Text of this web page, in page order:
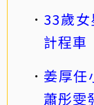
33歲
計程
姜厚任
蕭彤雯